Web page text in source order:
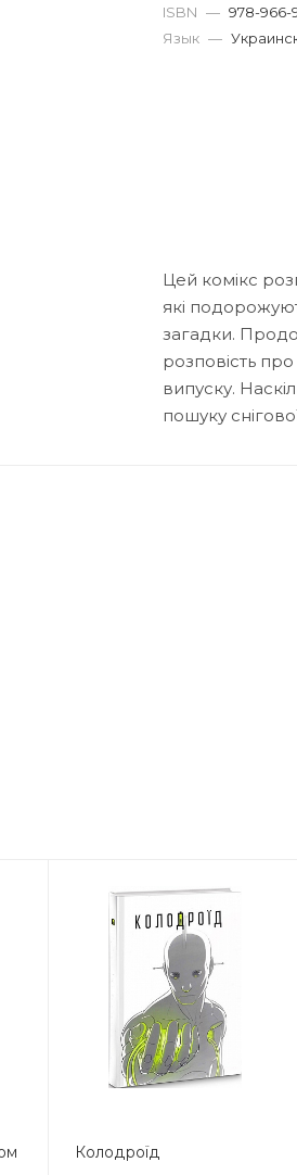
ISBN — 978-966-
Язык —
Цей комікс
які
загадки.
розповість про
випуску.
пошуку
Колодроїд